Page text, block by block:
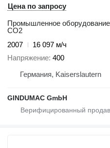
Цена по запросу
Промышленное
CO2
2007
16 097 м/ч
Напряжение 400
Германия, Kaiserslautern
GINDUMAC GmbH